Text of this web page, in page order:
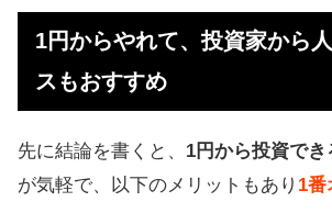
ービスもおすすめ
ソーシャルレンディングとは？
ソーシャルレンディングの運用
ソーシャルレンディングのメリ
1円からやれて、投資家から
スもおすすめ
先に結論を書くと、 1円から投資でき
が気軽で、以下のメリットもあり 1番